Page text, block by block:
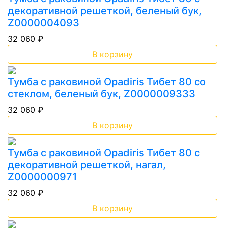
декоративной решеткой, беленый бук,
Z0000004093
32 060 ₽
В корзину
Тумба с раковиной Opadiris Тибет 80 со
стеклом, беленый бук, Z0000009333
32 060 ₽
В корзину
Тумба с раковиной Opadiris Тибет 80 с
декоративной решеткой, нагал,
Z0000000971
32 060 ₽
В корзину